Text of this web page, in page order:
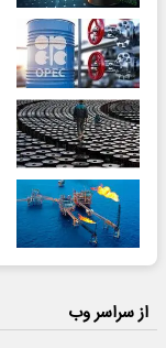
از سراسر وب